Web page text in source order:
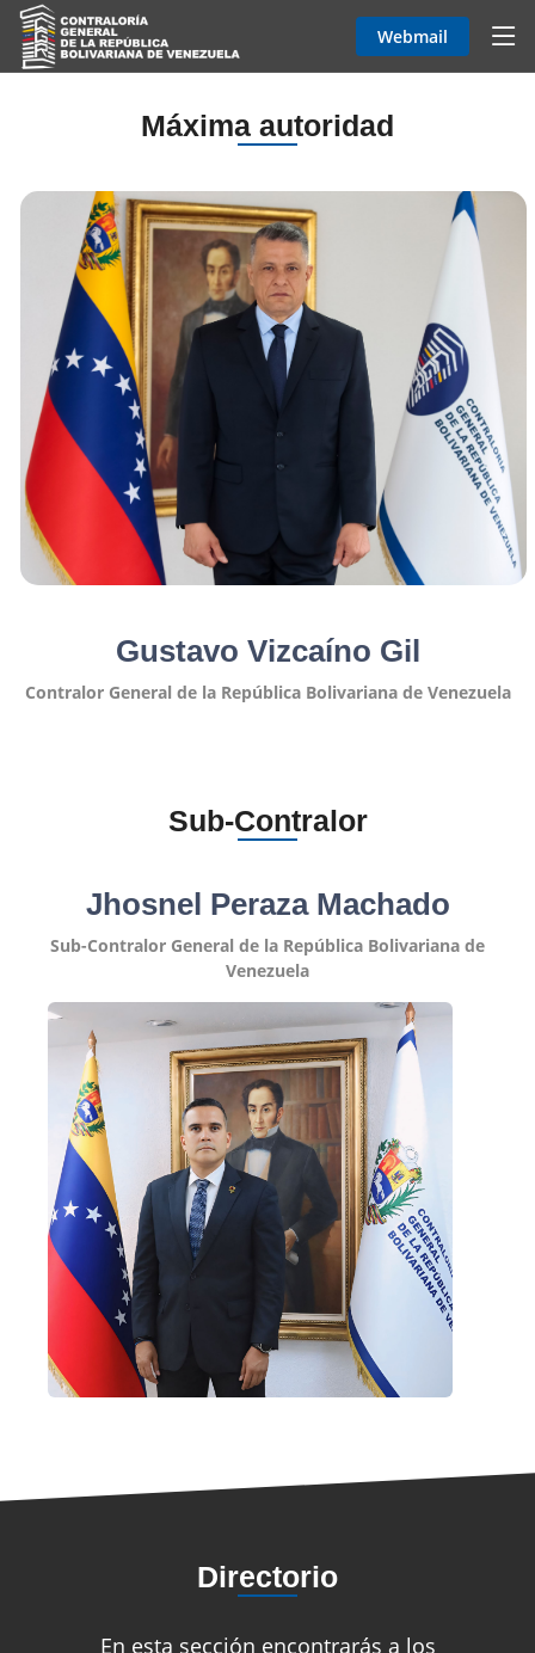
Webmail
Máxima autoridad
Gustavo Vizcaíno Gil
Contralor General de la República Bolivariana de Venezuela
Sub-Contralor
Jhosnel Peraza Machado
Sub-Contralor General de la República Bolivariana de
Venezuela
Directorio
En esta sección encontrarás a los